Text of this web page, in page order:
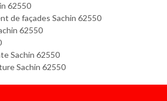
62550
de façades Sachin 62550
62550
Sachin 62550
Sachin 62550